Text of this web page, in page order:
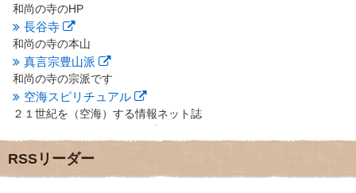
2012年7月(10)
2012年6月
2012年5月(16)
2012年4月 (16)
2012年3月(17)
2012年2月(20)
2012年1月(25)
2011年11月(28)
2011年10月(31)
2011年9月(24)
和尚の寺のHP
長谷寺
和尚の寺の本山
真言宗豊山派
和尚の寺の宗派です
空海スピリチュアル
２１世紀を（空海）する情報ネット誌
地域のライターさんです
小豆島 圓満寺
RSSリーダー